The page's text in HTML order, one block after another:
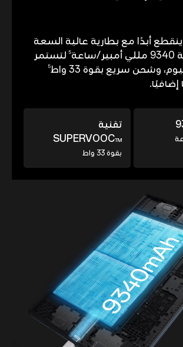
ينقطع أبدًا مع بطارية عالية السعة
5لتستمر
وشحن سريع بقوة 33 واط
5
تقنية
SUPERVOOCTM
بقوة 33 واط